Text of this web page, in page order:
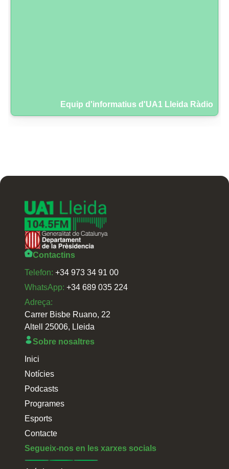
Equip d'informatius d'UA1 Lleida Ràdio
Contactins
Telefon: +34 973 34 91 00
WhatsApp: +34 689 035 224
Adreça:
Carrer Bisbe Ruano, 22
Altell 25006, Lleida
Sobre nosaltres
Inici
Notícies
Podcasts
Programes
Esports
Contacte
Segueix-nos en les xarxes socials